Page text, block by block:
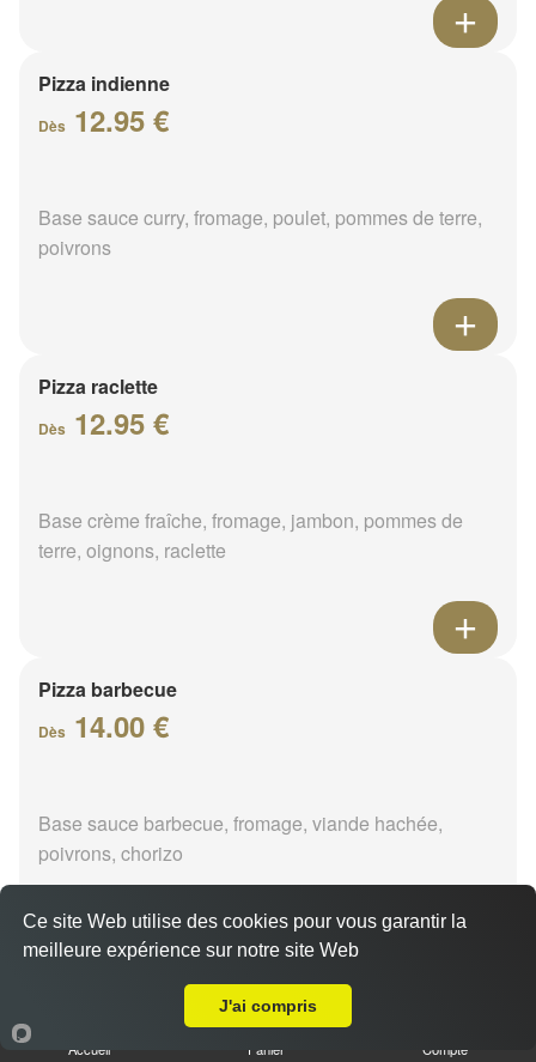
Pizza indienne
Dès 12.95 €
Base sauce curry, fromage, poulet, pommes de terre,
poivrons
Pizza raclette
Dès 12.95 €
Base crème fraîche, fromage, jambon, pommes de
terre, oignons, raclette
Pizza barbecue
Dès 14.00 €
Base sauce barbecue, fromage, viande hachée,
poivrons, chorizo
Accueil Panier Compte
Ce site Web utilise des cookies pour vous garantir la
meilleure expérience sur notre site Web
J'ai compris